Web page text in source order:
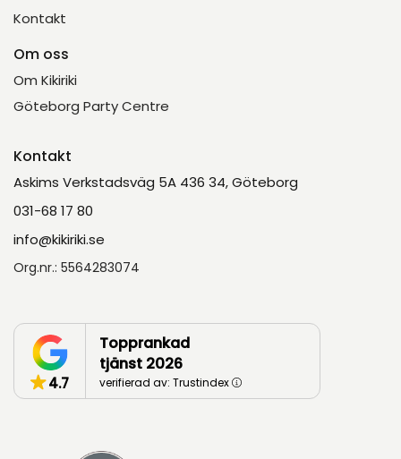
Kontakt
Om oss
Om Kikiriki
Göteborg Party Centre
Kontakt
Askims Verkstadsväg 5A 436 34, Göteborg
031-68 17 80
info@kikiriki.se
Org.nr.: 5564283074
4.7
Topprankad
tjänst 2026
verifierad av: Trustindex